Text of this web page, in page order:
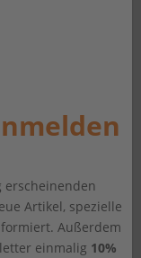
erscheinenden
Artikel, spezielle
Außerdem
einmalig 10%